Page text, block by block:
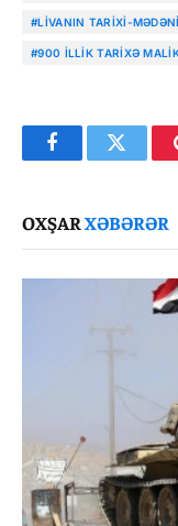
#LIVANIN TARIXI-
#900 ILLIK TARIXƏ
FacebookTwitter
OXŞARXƏBƏRƏR